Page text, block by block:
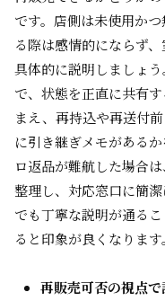
です。店側は未使用か
る際は感情的にならず
具体的に説明しましょ
で、状態を正直に共有
まえ、再持込や再送付
に引き継ぎメモがある
ロ返品が難航した場合
整理し、対応窓口に簡
でも丁寧な説明が通る
ると印象が良くなります。
再販売可否の視点で